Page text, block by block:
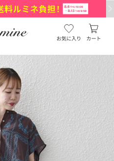
お気に入り カート